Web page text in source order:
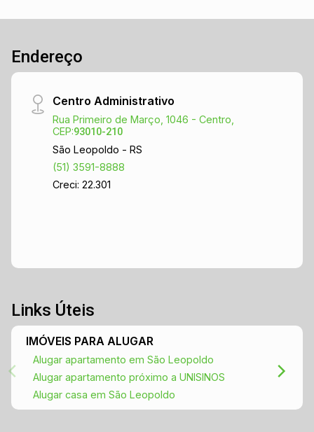
Endereço
Centro Administrativo
Rua Primeiro de Março, 1046 - Centro,
CEP:93010-210
São Leopoldo - RS
(51) 3591-8888
Creci: 22.301
Links Úteis
IMÓVEIS PARA ALUGAR
Alugar apartamento em São Leopoldo
Alugar apartamento próximo a UNISINOS
Alugar casa em São Leopoldo